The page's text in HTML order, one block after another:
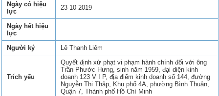
Ngày có hiệu
lực
23-10-2019
Ngày hết hiệu
lực
Người ký
Lê Thanh Liêm
Trích yếu
Quyết định xử phạt vi phạm hành chính đối với ông
Trần Phước Hưng, sinh năm 1959, đại diện kinh
doanh 123 V I P, địa điểm kinh doanh số 144, đường
Nguyễn Thị Thập, Khu phố 4A, phường Bình Thuận,
Quận 7, Thành phố Hồ Chí Minh